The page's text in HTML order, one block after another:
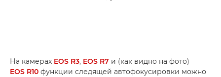
На камерах EOS R3, EOS R7 и (как видно на фото)
EOS R10 функции следящей автофокусировки можно